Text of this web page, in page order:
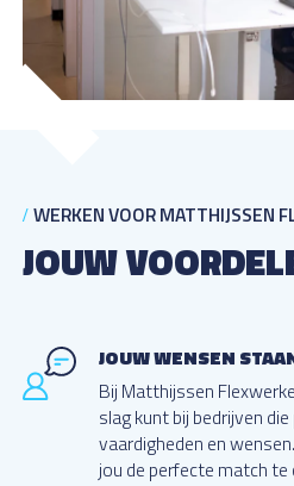
WERKEN VOOR MATTHIJSSEN
JOUW
JOUW WENSEN
Bij Matthijssen
slag kunt bij bedrijven
vaardigheden en
jou de perfecte match te